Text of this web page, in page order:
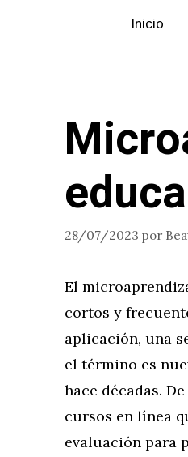
Inicio
28/07/2023 por
El
cortos y
aplicación, una
el término es
hace décadas.
cursos en línea
evaluación para